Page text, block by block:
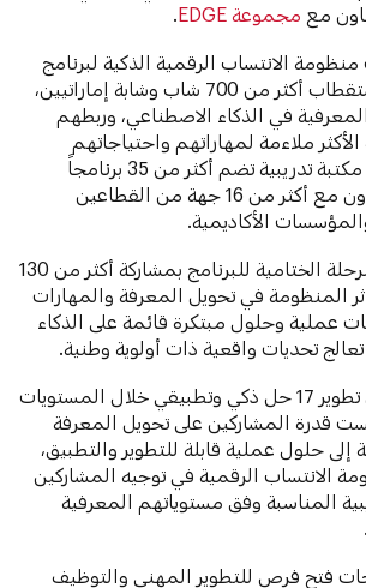
مع مجموعة EDGE .
الانتساب الرقمية الذكية لبرنامج
«تمكين 5.0» في استقطاب أكثر من 700 شاب وشابة إماراتيين،
في الذكاء الاصطناعي، وربطهم
الأكثر ملاءمة لمهاراتهم واحتياجاتهم
التطويرية، من خلال مكتبة تدريبية تضم أكثر من 35 برنامجاً
تدريبياً مقدماً بالتعاون مع أكثر من 16 جهة من القطاعين
الأكاديمية.
وشكّل الهاكاثون المرحلة الختامية للبرنامج بمشاركة أكثر من 130
المنظومة في تحويل المعرفة والمهارات
عملية وحلول مبتكرة قائمة على الذكاء
تحديات واقعية ذات أولوية وطنية.
وأسفر الهاكاثون عن تطوير 17 حل ذكي وتطبيقي خلال المستويات
قدرة المشاركين على تحويل المعرفة
إلى حلول عملية قابلة للتطوير والتطبيق،
الانتساب الرقمية في توجيه المشاركين
المناسبة وفق مستوياتهم المعرفية
فتح فرص للتطوير المهني والتوظيف